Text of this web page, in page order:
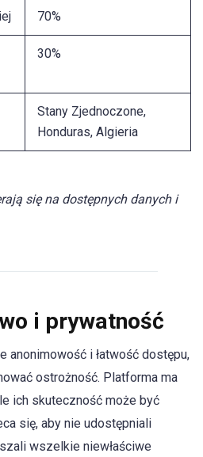
70%
30%
Stany Zjednoczone,
Honduras, Algieria
się na dostępnych danych i
i prywatność
anonimowość i łatwość dostępu,
ostrożność. Platforma ma
ich skuteczność może być
się, aby nie udostępniali
wszelkie niewłaściwe